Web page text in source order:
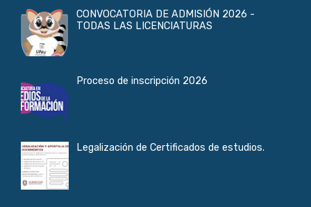
CONVOCATORIA DE ADMISIÓN 2026 -
TODAS LAS LICENCIATURAS
Proceso de inscripción 2026
Legalización de Certificados de estudios.